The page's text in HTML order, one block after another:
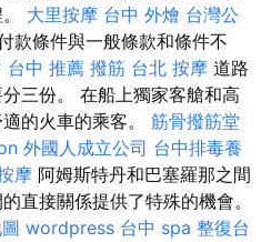
大里按摩 台中 外燴 台灣公
款條件與一般條款和條件不
台中 推薦 撥筋 台北 按摩 道路
三份。 在船上獨家客艙和高
的火車的乘客。 筋骨撥筋堂
外國人成立公司 台中排毒養
摩 阿姆斯特丹和巴塞羅那之間
直接關係提供了特殊的機會。
wordpress 台中 spa 整復台